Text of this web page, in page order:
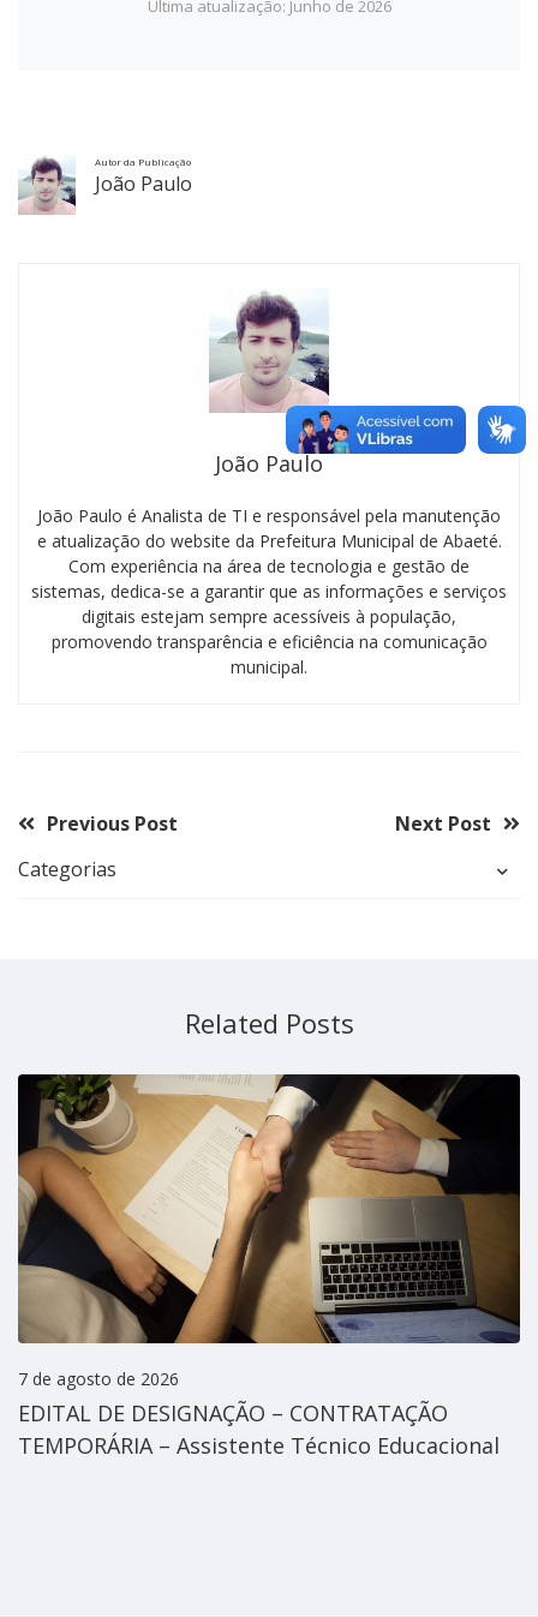
Última atualização: Junho de 2026
Autor da Publicação
João Paulo
João Paulo
João Paulo é Analista de TI e responsável pela manutenção
e atualização do website da Prefeitura Municipal de Abaeté.
Com experiência na área de tecnologia e gestão de
sistemas, dedica-se a garantir que as informações e serviços
digitais estejam sempre acessíveis à população,
promovendo transparência e eficiência na comunicação
municipal.
Previous Post
Next Post
Categorias
Related Posts
EDITAL DE DESIGNAÇÃO – CONTRATAÇÃO
TEMPORÁRIA – Assistente Técnico Educacional
7 de agosto de 2026